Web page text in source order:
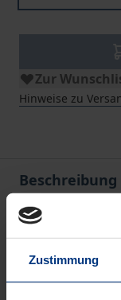
Zustimmung
Zur
Hinweise zu
Beschreibung
Untersucht